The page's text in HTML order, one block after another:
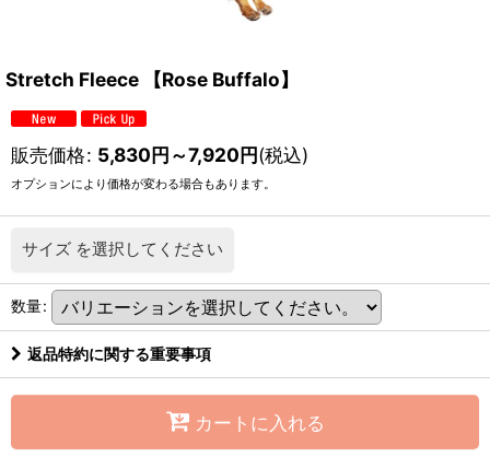
Stretch Fleece 【Rose Buffalo】
販売価格: 5,830円～7,920円(税込)
オプションにより価格が変わる場合もあります。
サイズ を選択してください
数量:
返品特約に関する重要事項
カートに入れる